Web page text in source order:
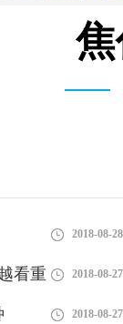
2018-08-28
看重 2018-08-27
2018-08-27